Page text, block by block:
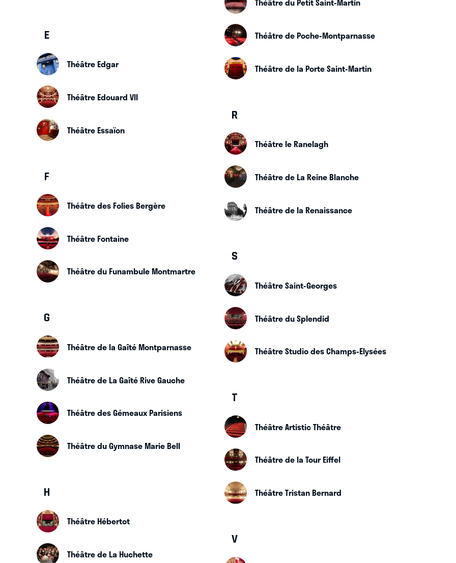
E
Théâtre Edgar
Théâtre Edouard VII
Théâtre Essaïon
F
Théâtre des Folies Bergère
Théâtre Fontaine
Théâtre du Funambule Montmartre
G
Théâtre de la Gaîté Montparnasse
Théâtre de La Gaîté Rive Gauche
Théâtre des Gémeaux Parisiens
Théâtre du Gymnase Marie Bell
H
Théâtre Hébertot
Théâtre de La Huchette
Théâtre de Poche-Montparnasse
Théâtre de la Porte Saint-Martin
R
Théâtre le Ranelagh
Théâtre de La Reine Blanche
Théâtre de la Renaissance
S
Théâtre Saint-Georges
Théâtre du Splendid
Théâtre Studio des Champs-Elysées
T
Théâtre Artistic Théâtre
Théâtre de la Tour Eiffel
Théâtre Tristan Bernard
V